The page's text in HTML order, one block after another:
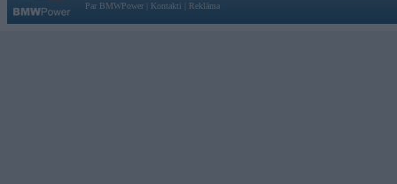
Par BMWPower
Kontakti Reklāma